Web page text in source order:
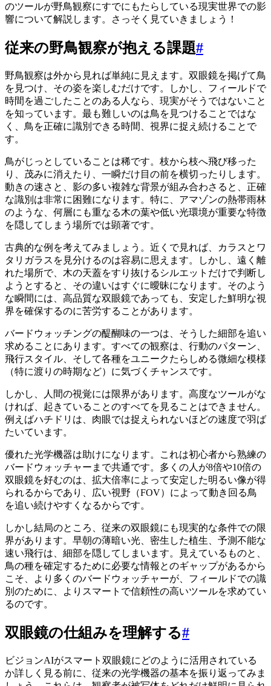
のツールが野鳥観察にすでにもたらしている現実世界での影
響について解説します。さっそく見ていきましょう！
従来の野鳥観察が抱える課題#
野鳥観察は外から見れば単純に見えます。双眼鏡を掲げて鳥
を見つけ、その姿を楽しむだけです。しかし、フィールドで
時間を過ごしたことのある人なら、現実がそうではないこと
を知っています。最も難しいのは鳥を見つけることではな
く、鳥を正確に識別できる時間、視界に捉え続けることで
す。
鳥がじっとしていることは稀です。枝から枝へ飛び移った
り、茂みに消えたり、一瞬だけ目の前を横切ったりします。
動きの速さと、影の多い複雑な背景が組み合わさると、正確
な識別は非常に困難になります。特に、アマゾンの熱帯雨林
のような、何層にも重なる木の葉や低い光環境が重要な特徴
を隠してしまう場所では顕著です。
古典的な例を考えてみましょう。近くで見れば、カラスとワ
タリガラスを見分けるのは容易に思えます。しかし、遠く離
れた場所で、木の天蓋をすり抜けるシルエットだけで判断し
ようとすると、その違いはすぐに曖昧になります。そのよう
な瞬間には、高品質な双眼鏡であっても、安定した鮮明な視
界を確保するのに苦労することがあります。
バードウォッチングの醍醐味の一つは、そうした細部を追い
求めることにあります。すべての観察は、行動のパターン、
飛行スタイル、そして各種をユニークたらしめる微細な模様
（特に渡りの時期など）に気づくチャンスです。
しかし、人間の視覚には限界があります。高度なツールがな
ければ、起きていることのすべてを見ることはできません。
例えばハチドリは、肉眼では捉えられないほどの速度で羽ば
たいています。
優れた光学機器は助けになります。これは初心者から熟練の
バードウォッチャーまで共通です。多くの人が8倍や10倍の
双眼鏡を好むのは、拡大倍率によって安定した明るい像が得
られるからであり、広い視野（FOV）によって動き回る鳥
を追い続けやすくなるからです。
しかし結局のところ、従来の双眼鏡にも現実的な条件での限
界があります。早朝の薄暗い光、密生した植生、予測不能な
速い飛行は、細部を隠してしまいます。見えているものと、
鳥の種を確定するために必要な情報とのギャップがあるから
こそ、より多くのバードウォッチャーが、フィールドでの識
別のために、よりスマートで信頼性の高いツールを求めてい
るのです。
双眼鏡の仕組みを理解する#
ビジョンAIがスマート双眼鏡にどのように活用されている
か詳しく見る前に、従来の光学機器の基本を振り返ってみま